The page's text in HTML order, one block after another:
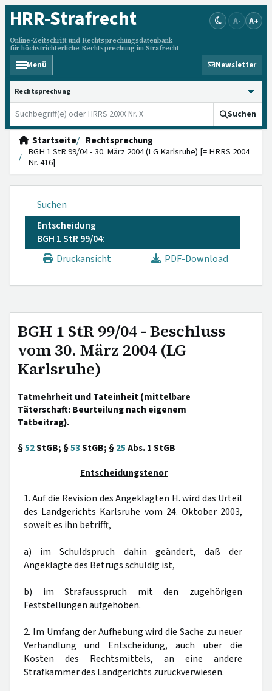
HRR-Strafrecht
Online-Zeitschrift und Rechtsprechungsdatenbank
für höchstrichterliche Rechtsprechung im Strafrecht
A- A+
Menü Newsletter
HRRS durchsuchen
Suchen
Startseite
Rechtsprechung
BGH 1 StR 99/04 - 30. März 2004 (LG Karlsruhe) [= HRRS 2004
Nr. 416]
Suchen
Entscheidung
BGH 1 StR 99/04:
Druckansicht
PDF-Download
BGH 1 StR 99/04 - Beschluss
vom 30. März 2004 (LG
Karlsruhe)
Tatmehrheit und Tateinheit (mittelbare
Täterschaft: Beurteilung nach eigenem
Tatbeitrag).
§52StGB; §53StGB; §25Abs. 1 StGB
Entscheidungstenor
1. Auf die Revision des Angeklagten H. wird das Urteil
des Landgerichts Karlsruhe vom 24. Oktober 2003,
soweit es ihn betrifft,
a) im Schuldspruch dahin geändert, daß der
Angeklagte des Betrugs schuldig ist,
b) im Strafausspruch mit den zugehörigen
Feststellungen aufgehoben.
2. Im Umfang der Aufhebung wird die Sache zu neuer
Verhandlung und Entscheidung, auch über die
Kosten des Rechtsmittels, an eine andere
Strafkammer des Landgerichts zurückverwiesen.